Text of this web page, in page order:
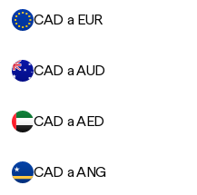
CAD a EUR
CAD a AUD
CAD a AED
CAD a ANG